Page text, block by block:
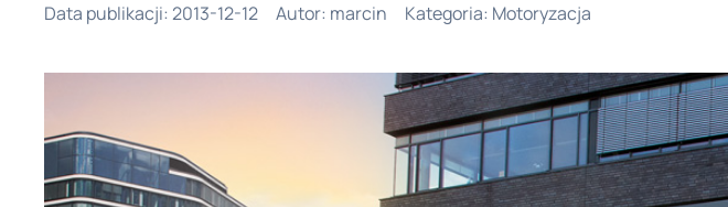
Data publikacji: 2013-12-12 Autor: marcin Kategoria: Motoryzacja